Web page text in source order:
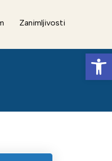
Zanimljivosti